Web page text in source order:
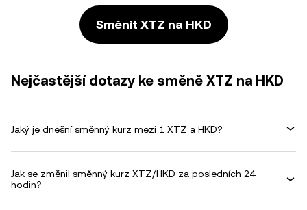
Směnit XTZ na HKD
Nejčastější dotazy ke směně XTZ na HKD
Jaký je dnešní směnný kurz mezi 1 XTZ a HKD?
Jak se změnil směnný kurz XTZ/HKD za posledních 24
hodin?